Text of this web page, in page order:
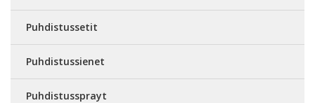
Puhdistussetit
Puhdistussienet
Puhdistussprayt